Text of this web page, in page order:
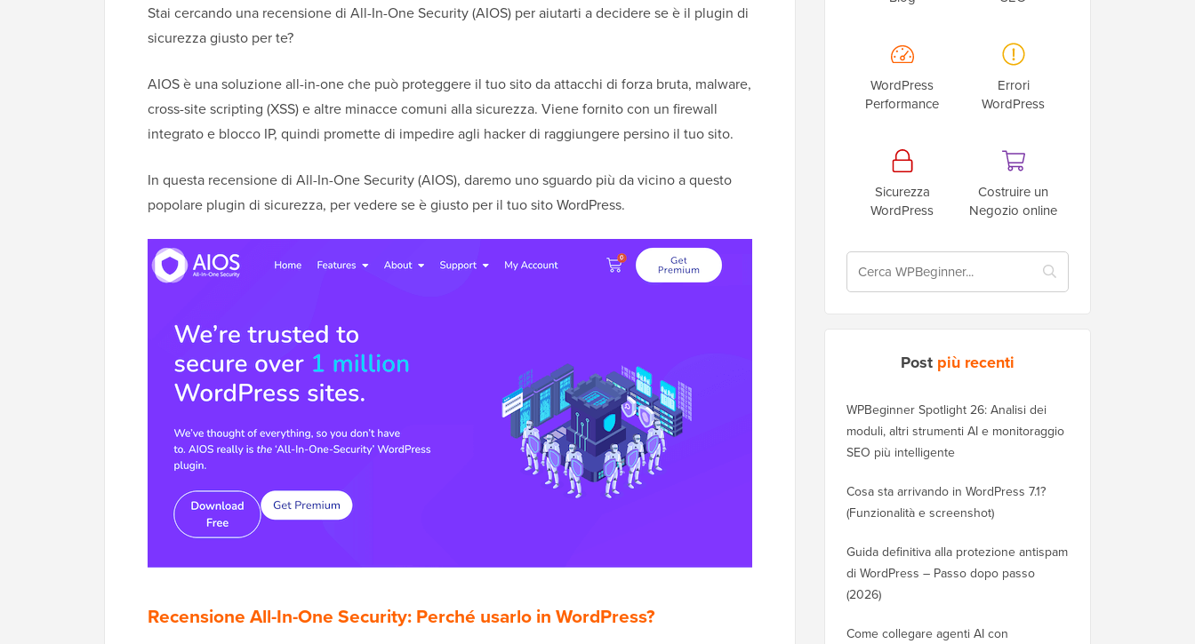
Stai cercando una recensione di All-In-One Security (AIOS) per aiutarti a decidere se è il plugin di
sicurezza giusto per te?
AIOS è una soluzione all-in-one che può proteggere il tuo sito da attacchi di forza bruta, malware,
cross-site scripting (XSS) e altre minacce comuni alla sicurezza. Viene fornito con un firewall
integrato e blocco IP, quindi promette di impedire agli hacker di raggiungere persino il tuo sito.
In questa recensione di All-In-One Security (AIOS), daremo uno sguardo più da vicino a questo
popolare plugin di sicurezza, per vedere se è giusto per il tuo sito WordPress.
Recensione All-In-One Security: Perché usarlo in WordPress?
WordPress
Performance
Errori
WordPress
Sicurezza
WordPress
Costruire un
Negozio online
Post più recenti
WPBeginner Spotlight 26: Analisi dei
moduli, altri strumenti AI e monitoraggio
SEO più intelligente
Cosa sta arrivando in WordPress 7.1?
(Funzionalità e screenshot)
Guida definitiva alla protezione antispam
di WordPress – Passo dopo passo
(2026)
Come collegare agenti AI con